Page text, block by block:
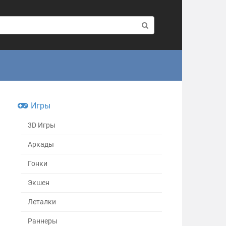
Игры
3D Игры
Аркады
Гонки
Экшен
Леталки
Раннеры